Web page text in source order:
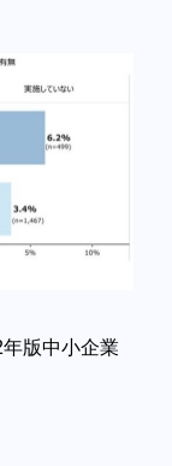
版中小企業